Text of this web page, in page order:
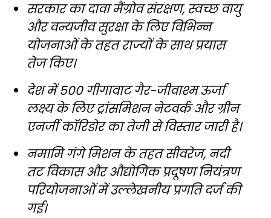
सरकार का दावा मैंग्रोव संरक्षण, स्वच्छ वायु
और वन्यजीव सुरक्षा के लिए विभिन्न
योजनाओं के तहत राज्यों के साथ प्रयास
तेज किए।
देश में 500 गीगावाट गैर-जीवाश्म ऊर्जा
लक्ष्य के लिए ट्रांसमिशन नेटवर्क और ग्रीन
एनर्जी कॉरिडोर का तेजी से विस्तार जारी है।
नमामि गंगे मिशन के तहत सीवरेज, नदी
तट विकास और औद्योगिक प्रदूषण नियंत्रण
परियोजनाओं में उल्लेखनीय प्रगति दर्ज की
गई।